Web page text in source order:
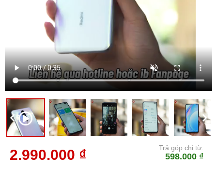
2.990.000 ₫ Trả góp chỉ từ:
598.000 ₫